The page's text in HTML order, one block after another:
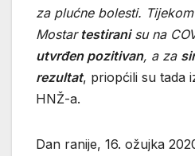
za plućne bolesti.
Mostartestiranisu na
utvrđen pozitivan, a za
rezultat, priopćili su tada
HNŽ-a.
Dan ranije, 16. ožujka